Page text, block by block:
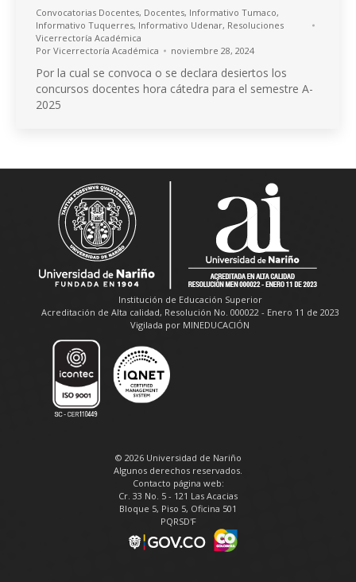
Convocatorias Docentes, Docentes, Informativo Tumaco,
Informativo Tuquerres, Informativo Udenar, Resoluciones
Vicerrectoría Académica
Por Vicerrectoría Académica noviembre 28, 2024
Por la cual se convoca o se declara desiertos los
concursos docentes hora cátedra para el semestre A-
2025
Institución de Educación Superior
Acreditación de Alta calidad, Resolución No. 000022 - Enero 11 de 2023
Vigilada por MINEDUCACIÓN
© 2026 Universidad de Nariño
Algunos derechos reservados.
Contacto página web:
Cr. 33 No. 5 - 121 Las Acacias
Bloque 5, Piso 5, Oficina 501
PQRSD'F